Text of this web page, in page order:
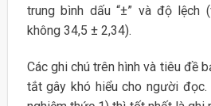
trung bình dấu “±” và độ lệch
không 34,5 ± 2,34).
Các ghi chú trên hình và tiêu đề
tắt gây khó hiểu cho người